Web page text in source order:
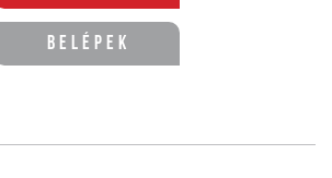
Belépek